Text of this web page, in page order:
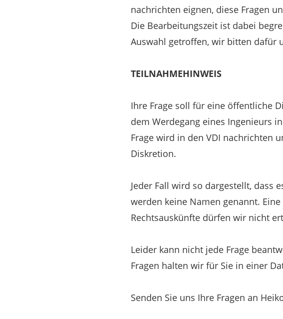
nachrichten eignen, diese Fragen
Die Bearbeitungszeit ist dabei
Auswahl getroffen, wir bitten dafür
TEILNAHMEHINWEIS
Ihre Frage soll für eine öffentliche
dem Werdegang eines Ingenieurs
Frage wird in den VDI nachrichten
Diskretion.
Jeder Fall wird so dargestellt, dass
werden keine Namen genannt.
Rechtsauskünfte dürfen wir nicht
Leider kann nicht jede Frage
Fragen halten wir für Sie in einer
Senden Sie uns Ihre Fragen an